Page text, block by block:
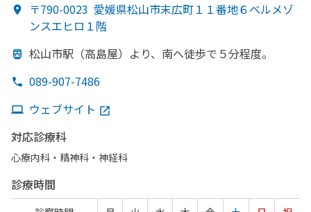
〒790-0023 愛媛県松山市末広町１１番地６ベルメゾ
ンスエヒロ１階
松山市駅 （高島屋）より、 南へ徒歩で ５分程度。
089-907-7486
ウェブサイト
対応診療科
心療内科・​精神科・神経科
診療時間